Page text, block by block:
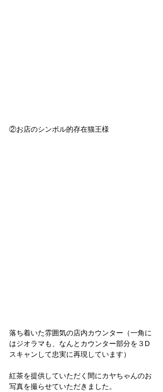
②お店のシンボル的存在猫王様
落ち着いた雰囲気の店内カウンター（一角に
はジオラマも、なんとカウンター部分を３D
スキャンして忠実に再現しています）
紅茶を提供していただく間にカヤちゃんのお
写真を撮らせていただきました。